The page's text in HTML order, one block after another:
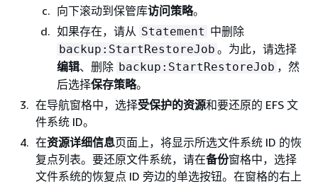
向下滚动到保管库访问策略。
如果存在，请从 Statement 中删除
backup:StartRestoreJob 。为此，请选择
编辑、删除 backup:StartRestoreJob ，然
后选择保存策略。
在导航窗格中，选择受保护的资源和要还原的 EFS 文
件系统 ID。
在资源详细信息页面上，将显示所选文件系统 ID 的恢
复点列表。要还原文件系统，请在备份窗格中，选择
文件系统的恢复点 ID 旁边的单选按钮。在窗格的右上